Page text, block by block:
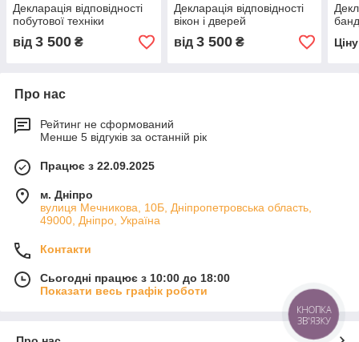
Декларація відповідності
побутової техніки
від 3 500 ₴
Декларація відповідності
вікон і дверей
від 3 500₴
Про нас
Рейтинг не сформований
Менше 5 відгуків за останній рік
Працює з 22.09.2025
м. Дніпро
вулиця Мечникова, 10Б, Дніпропетровська область,
49000, Дніпро, Україна
Контакти
Сьогодні працює з 10:00 до 18:00
Показати весь графік роботи
КНОПКА
ЗВ'ЯЗКУ